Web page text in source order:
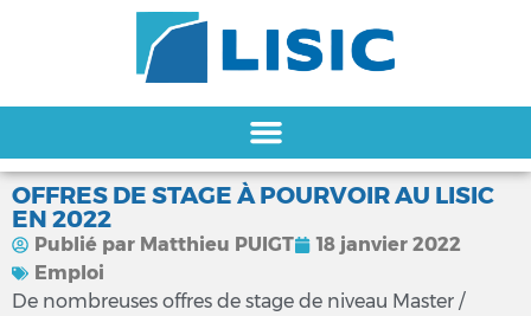
OFFRES DE STAGE À POURVOIR AU LISIC
EN 2022
Publié par Matthieu PUIGT
18 janvier 2022
Emploi
De nombreuses offres de stage de niveau Master /